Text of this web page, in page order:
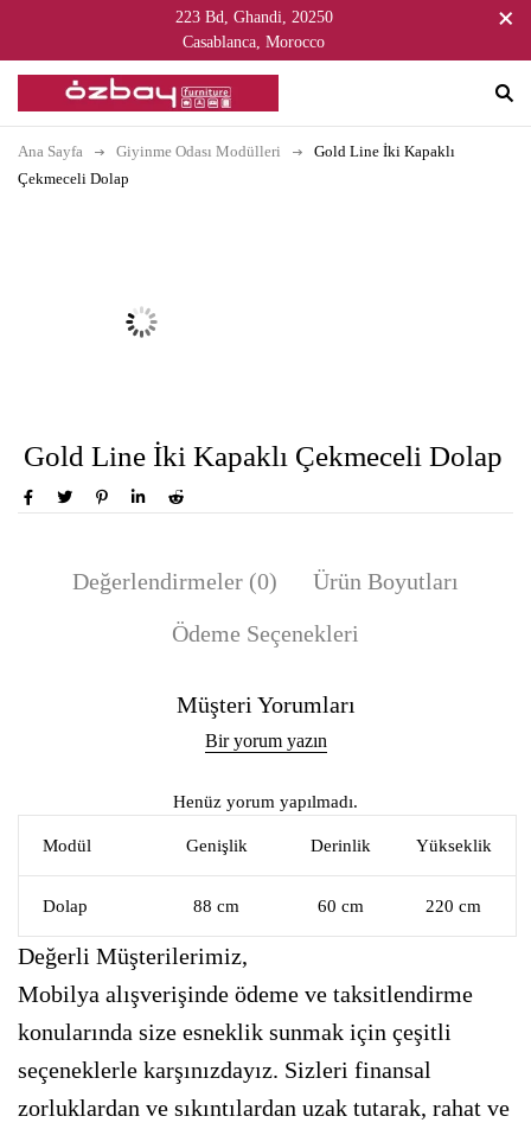
223 Bd, Ghandi, 20250
Casablanca, Morocco
Ana Sayfa Giyinme Odası Modülleri
Gold Line İki Kapaklı
Çekmeceli Dolap
Gold Line İki Kapaklı Çekmeceli Dolap
Değerlendirmeler (0)
Ürün Boyutları
Ödeme Seçenekleri
Müşteri Yorumları
Bir yorum yazın
Henüz yorum yapılmadı.
Modül Genişlik Derinlik Yükseklik
Dolap 88 cm 60 cm 220 cm
Değerli Müşterilerimiz,
Mobilya alışverişinde ödeme ve taksitlendirme
konularında size esneklik sunmak için çeşitli
seçeneklerle karşınızdayız. Sizleri finansal
zorluklardan ve sıkıntılardan uzak tutarak, rahat ve